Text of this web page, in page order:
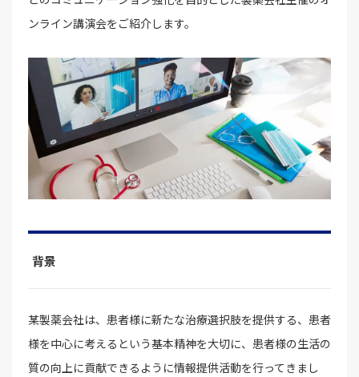
ンライン講演会をご紹介します。
背景
某製薬会社は、患者様に新たな治療選択肢を提供する、患者
様を中心に考えるという基本精神を大切に、患者様の生活の
質の向上に貢献できるように情報提供活動を行ってきまし